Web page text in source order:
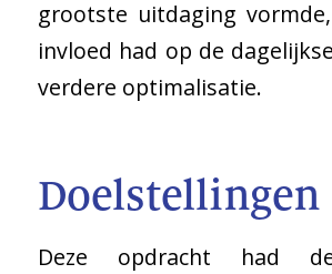
grootste uitdaging
invloed had op de
verdere optimalisatie.
Doelstellingen
Deze opdracht had